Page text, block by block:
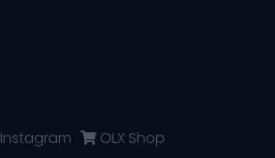
Instagram
OLX Shop